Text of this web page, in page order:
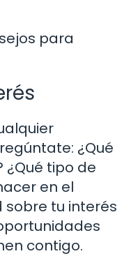
para
¿Qué
tipo de
en el
sobre tu interés
contigo.